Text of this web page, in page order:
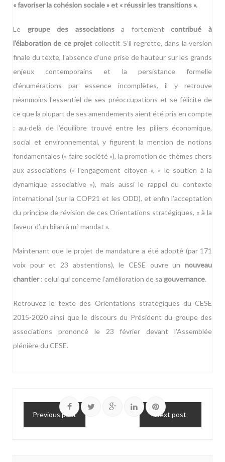
« favoriser la cohésion sociale » et « réussir les transitions ».
Le groupe des associationsa fortement contribué à
l’élaboration de ce projet collectif. S’il regrette, dans la version
finale du texte, l’absence d’une prise de hauteur sur les grands
enjeux contemporains et la persistance formelle
d’énumérations par essence incomplètes, il y retrouve
néanmoins l’essentiel de ses préoccupations et se félicite de
ce que la plupart de ses amendements aient été pris en compte
: au-delà de l’équilibre trouvé entre les piliers économique,
social et environnemental, y figurent la mention de notions
fondamentales (« faire société »), la promotion de thèmes chers
aux associations (« l’engagement citoyen », « le soutien à la
dynamique associative »), mais aussi le rappel du contexte
international (sur la COP21 et les ODD), et enfin l’acceptation
du principe de révision de ces Orientations stratégiques, « à la
faveur d’un bilan à mi-mandat ».
Maintenant que le projet de mandature a été adopté (par 171
voix pour et 23 abstentions), le CESE ouvre un nouveau
chantier: celui qui concerne l’amélioration de sa gouvernance.
Retrouvez le texte des Orientations stratégiques du CESE
2015-2020 ainsi quele discours du Président du groupe des
associations prononcé le 23 février devant l’Assemblée
plénière du CESE.
Previous post Next post